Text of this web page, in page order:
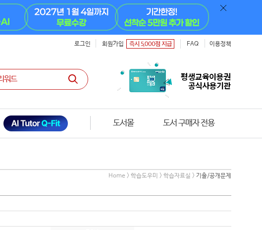
로그인 회원가입 FAQ 이용정책
도서몰 도서 구매자 전용
Home > 학습도우미 > 학습자료실 > 기출/공개문제